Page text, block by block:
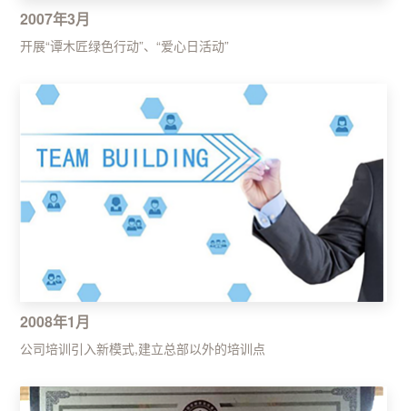
2007年3月
开展“谭木匠绿色行动”、“爱心日活动”
2008年1月
公司培训引入新模式,建立总部以外的培训点